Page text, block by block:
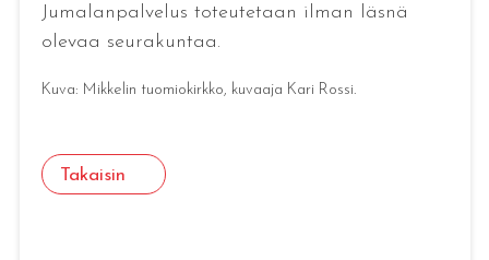
Jumalanpalvelus toteutetaan ilman läsnä
olevaa seurakuntaa.
Kuva: Mikkelin tuomiokirkko, kuvaaja Kari Rossi.
Takaisin